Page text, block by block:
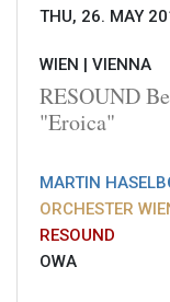
THU, 26. MAY
WIEN | VIENNA
RESOUND
"Eroica"
MARTIN
ORCHESTER
RESOUND
OWA